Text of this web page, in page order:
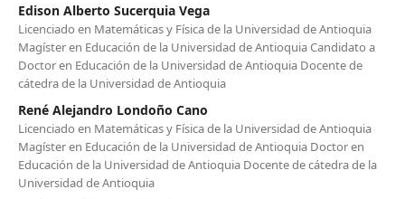
Edison Alberto Sucerquia Vega
Licenciado en Matemáticas y Física de la Universidad de Antioquia
Magíster en Educación de la Universidad de Antioquia Candidato a
Doctor en Educación de la Universidad de Antioquia Docente de
cátedra de la Universidad de Antioquia
René Alejandro Londoño Cano
Licenciado en Matemáticas y Física de la Universidad de Antioquia
Magíster en Educación de la Universidad de Antioquia Doctor en
Educación de la Universidad de Antioquia Docente de cátedra de la
Universidad de Antioquia